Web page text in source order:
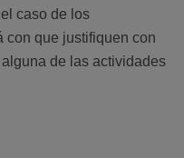
caso de los
con que justifiquen con
de las actividades